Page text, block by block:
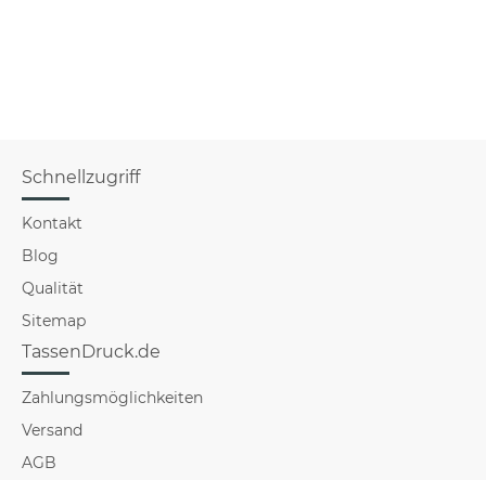
Schnellzugriff
Kontakt
Blog
Qualität
Sitemap
TassenDruck.de
Zahlungsmöglichkeiten
Versand
AGB